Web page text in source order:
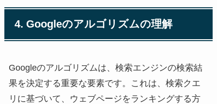
4. Googleのアルゴリズムの理解
Googleのアルゴリズムは、検索エンジンの検索結
果を決定する重要な要素です。これは、検索クエ
リに基づいて、ウェブページをランキングする方